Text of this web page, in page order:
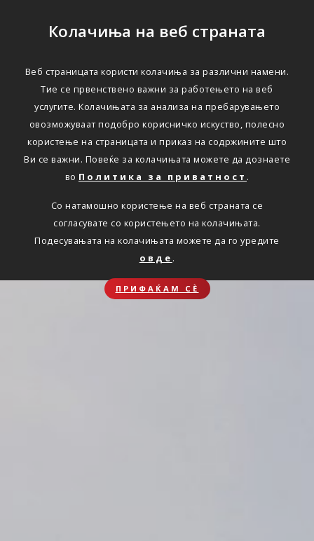
Колачиња на веб страната
Веб страницата користи колачиња за различни намени.
Тие се првенствено важни за работењето на веб
услугите. Колачињата за анализа на пребарувањето
овозможуваат подобро корисничко искуство, полесно
користење на страницата и приказ на содржините што
Ви се важни. Повеќе за колачињата можете да дознаете
во Политика за приватност .
Со натамошно користење на веб страната се
согласувате со користењето на колачињата.
Подесувањата на колачињата можете да го уредите
овде .
ПРИФАЌАМ СЀ